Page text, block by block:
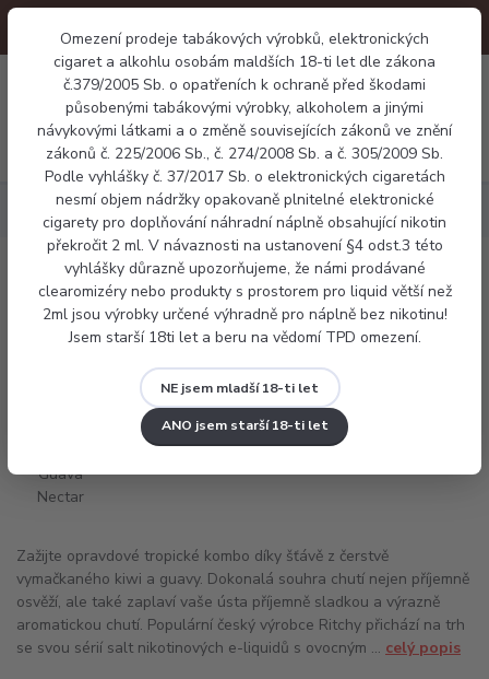
Omezení prodeje tabákových výrobků, elektronických
cigaret a alkohlu osobám maldších 18-ti let dle zákona
č.379/2005 Sb. o opatřeních k ochraně před škodami
působenými tabákovými výrobky, alkoholem a jinými
návykovými látkami a o změně souvisejících zákonů ve znění
zákonů č. 225/2006 Sb., č. 274/2008 Sb. a č. 305/2009 Sb.
Podle vyhlášky č. 37/2017 Sb. o elektronických cigaretách
nesmí objem nádržky opakovaně plnitelné elektronické
cigarety pro doplňování náhradní náplně obsahující nikotin
překročit 2 ml. V návaznosti na ustanovení §4 odst.3 této
vyhlášky důrazně upozorňujeme, že námi prodávané
clearomizéry nebo produkty s prostorem pro liquid větší než
2ml jsou výrobky určené výhradně pro náplně bez nikotinu!
Jsem starší 18ti let a beru na vědomí TPD omezení.
NE jsem mladší 18-ti let
ANO jsem starší 18-ti let
Menu
0 Kč
Ritchy salt - Kiwi Guava Nectar
Ritchy salt - Kiwi Guava Nectar
Zažijte opravdové tropické kombo díky šťávě z čerstvě
vymačkaného kiwi a guavy. Dokonalá souhra chutí nejen příjemně
osvěží, ale také zaplaví vaše ústa příjemně sladkou a výrazně
aromatickou chutí. Populární český výrobce Ritchy přichází na trh
se svou sérií salt nikotinových e-liquidů s ovocným ... celý popis